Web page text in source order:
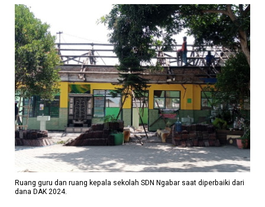
Ruang guru dan ruang kepala sekolah SDN Ngabar saat diperbaiki dari
dana DAK 2024.